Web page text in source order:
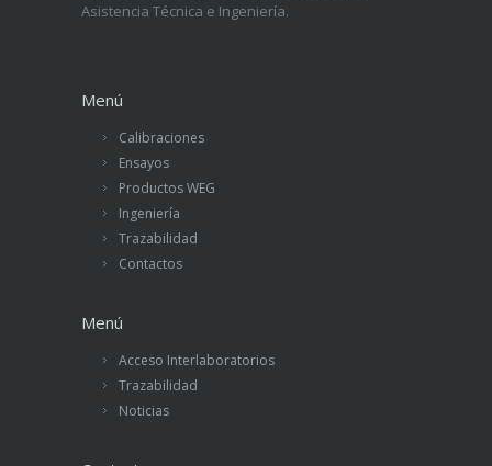
Asistencia Técnica e Ingeniería.
Menú
Calibraciones
Ensayos
Productos WEG
Ingeniería
Trazabilidad
Contactos
Menú
Acceso Interlaboratorios
Trazabilidad
Noticias